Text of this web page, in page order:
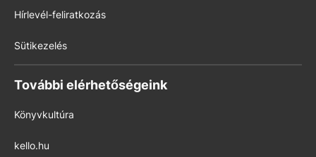
Hírlevél-feliratkozás
Sütikezelés
További elérhetőségeink
Könyvkultúra
kello.hu